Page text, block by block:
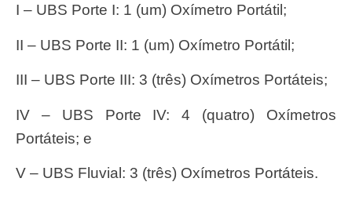
I – UBS Porte I: 1 (um) Oxímetro Portátil;
II – UBS Porte II: 1 (um) Oxímetro Portátil;
III – UBS Porte III: 3 (três) Oxímetros Portáteis;
IV – UBS Porte IV: 4 (quatro) Oxímetros
Portáteis; e
V – UBS Fluvial: 3 (três) Oxímetros Portáteis.